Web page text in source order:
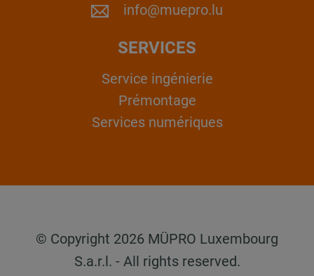
info@muepro.lu
SERVICES
Service ingénierie
Prémontage
Services numériques
© Copyright 2026 MÜPRO Luxembourg
S.a.r.l. - All rights reserved.